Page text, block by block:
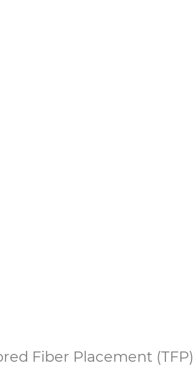
Fiber Placement